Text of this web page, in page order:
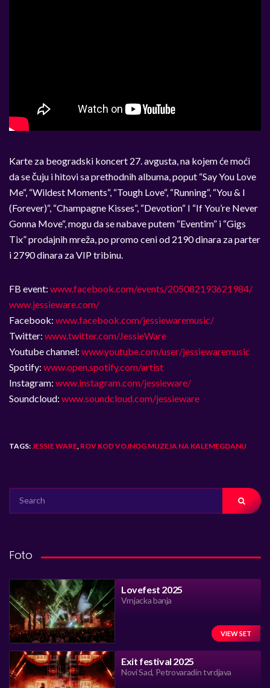
Karte za beogradski koncert 27. avgusta, na kojem će moći
da se čuju i hitovi sa prethodnih albuma, poput “Say You Love
Me“, “Wildest Moments“, “Tough Love“, “Running“, “You & I
(Forever)“, “Champagne Kisses“, “Devotion“ I “If You’re Never
Gonna Move“, mogu da se nabave putem “Eventim” i “Gigs
Tix” prodajnih mreža, po promo ceni od 2190 dinara za parter
i 2790 dinara za VIP tribinu.
FB event: www.facebook.com/events/205082193621984/
www.jessieware.com/
Facebook: www.facebook.com/jessiewaremusic/
Twitter: www.twitter.com/JessieWare
Youtube channel: www.youtube.com/user/jessiewaremusic
Spotify: www.open.spotify.com/artist
Instagram: www.instagram.com/jessieware/
Soundcloud: www.soundcloud.com/jessieware
TAGS:JESSIE WARE, ROV KOD VOJNOG MUZEJA NA KALEMEGDANU
FOR:
Foto
Lovefest 2025
Vrnjacka banja
VIEW SET
Exit festival 2025
Novi Sad, Petrovaradin tvrdjava